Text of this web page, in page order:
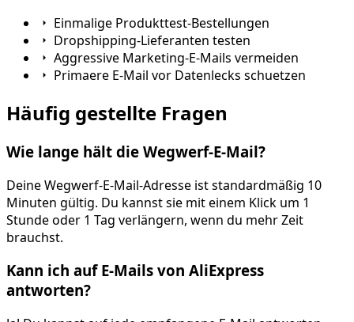
Einmalige Produkttest-Bestellungen
Dropshipping-Lieferanten testen
Aggressive Marketing-E-Mails vermeiden
Primaere E-Mail vor Datenlecks schuetzen
Häufig gestellte Fragen
Wie lange hält die Wegwerf-E-Mail?
Deine Wegwerf-E-Mail-Adresse ist standardmäßig 10
Minuten gültig. Du kannst sie mit einem Klick um 1
Stunde oder 1 Tag verlängern, wenn du mehr Zeit
brauchst.
Kann ich auf E-Mails von AliExpress
antworten?